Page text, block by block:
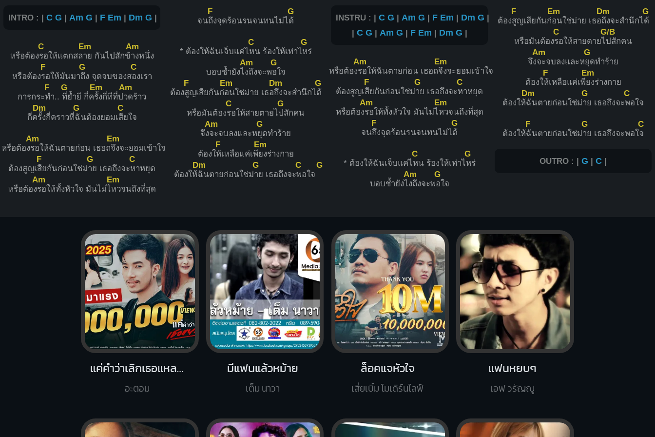
INTRO : | C G | Am G | F Em | Dm G |
หรือต้อง
C
รอให้แตกสล
Em
าย กันไปสักข้
Am
างหนึ่ง
หรือต้อง
F
รอให้มันมา
G
ถึง จุดจบของส
C
องเรา
การกระ
F
ทำ..
G
ที่ย้ำยี กี่ค
Em
รั้งกี่ทีที่ป
Am
วดร้าว
กี่ค
Dm
รั้งกี่คราวที่
G
ฉันต้องยอมเ
C
สียใจ
หรือต้อง
Am
รอให้ฉันตายก่อน เธอถ
Em
จึงจะยอมเข้าใจ
ต้องสูญเ
F
สียกันก่อนใช่ม่
G
าย เธอถึงจะ
C
หาหยุด
หรือต้อง
Am
รอให้ทั้งหัวใจ มันไม่ไ
Em
หวจนถึงที่สุด
จน
F
ถึงจุดร้อนรนจนทนไม่ไ
G
ด้
* ต้องให้ฉันเจ็บแค่ไ
C
หน ร้องให้เท่าไ
G
หร่
บอบช้ำยังไ
Am
งถึงจะพ
G
อใจ
ต้อง
F
สูญเสียกันก่
Em
อนใช่ม่าย เธอ
Dm
ถึงจะสำนึกไ
G
ด้
หรือมันต้อง
C
รอให้สายตายไ
G
ปสักคน
จึง
Am
จะจบลงและห
G
ยุดทำร้าย
ต้องใ
F
ห้เหลือแค่เพี
Em
ยงร่างกาย
ต้องให้
Dm
ฉันตายก่อนใช่ม่
G
าย เธอถึงจะ
C
พอใจ
G
INSTRU : | C G | Am G | F Em | Dm G |
| C G | Am G | F Em | Dm G |
หรือต้อง
Am
รอให้ฉันตายก่อน เธอถ
Em
จึงจะยอมเข้าใจ
ต้องสูญเ
F
สียกันก่อนใช่ม่
G
าย เธอถึงจะ
C
หาหยุด
หรือต้อง
Am
รอให้ทั้งหัวใจ มันไม่ไ
Em
หวจนถึงที่สุด
จน
F
ถึงจุดร้อนรนจนทนไม่ไ
G
ด้
* ต้องให้ฉันเจ็บแค่ไ
C
หน ร้องให้เท่าไ
G
หร่
บอบช้ำยังไ
Am
งถึงจะพ
G
อใจ
ต้อง
F
สูญเสียกันก่
Em
อนใช่ม่าย เธอ
Dm
ถึงจะสำนึกไ
G
ด้
หรือมันต้อง
C
รอให้สายตายไ
G/B
ปสักคน
จึง
Am
จะจบลงและห
G
ยุดทำร้าย
ต้องใ
F
ห้เหลือแค่เพี
Em
ยงร่างกาย
ต้องให้
Dm
ฉันตายก่อนใช่ม่
G
าย เธอถึงจะ
C
พอใจ
ต้องให้
F
ฉันตายก่อนใช่ม่
G
าย เธอถึงจะพอใ
C
จ
OUTRO : | G | C |
แค่คำว่าเลิกเธอแหลงไม่ได้
อะตอม
มีแฟนแล้วหม้าย
เต็ม นาวา
ล็อคแจหัวใจ
เสี่ยเบิ้ม โมเดิร์นไลฟ์
แฟนหยบๆ
เอฟ วรัญญู